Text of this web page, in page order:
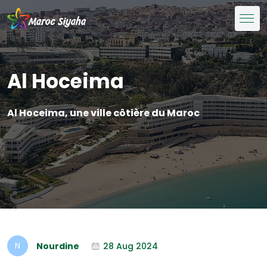
Al Hoceima
Al Hoceima, une ville côtière du Maroc
Nourdine 28 Aug 2024